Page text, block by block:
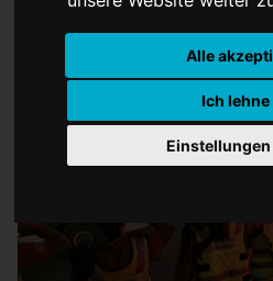
Alle
Ich lehne
weiterer